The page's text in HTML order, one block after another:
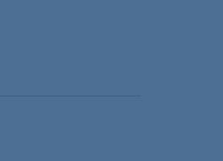
Optionen des Benutzers